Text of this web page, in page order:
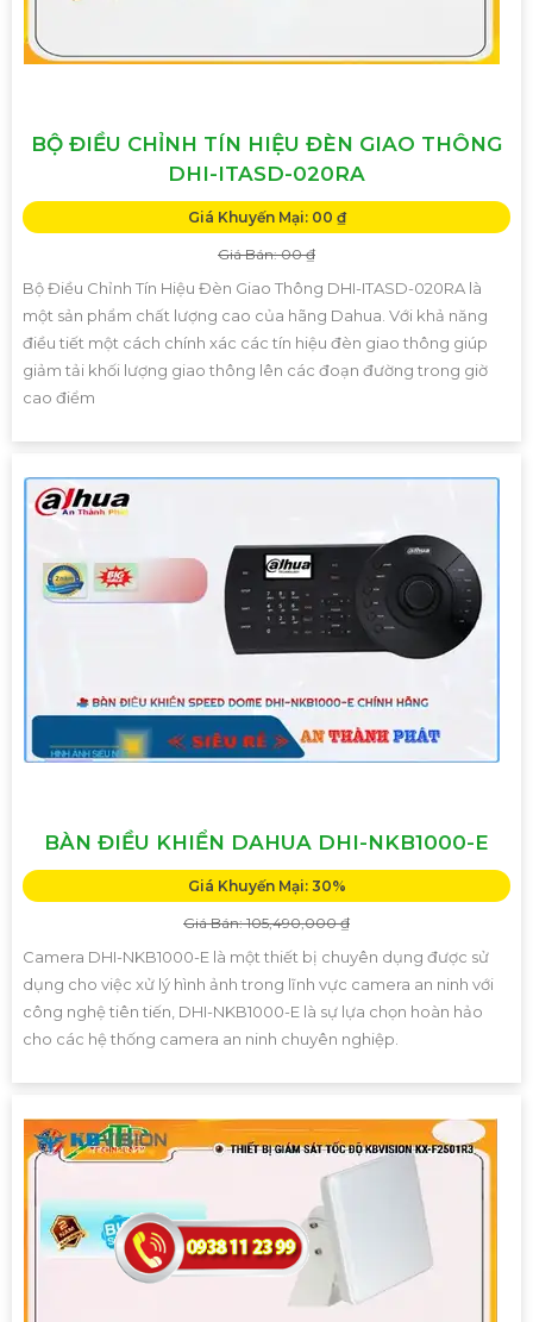
BỘ ĐIỀU CHỈNH TÍN HIỆU ĐÈN GIAO THÔNG
DHI-ITASD-020RA
Giá Khuyến Mại: 00 ₫
Giá Bán: 00 ₫
Bộ Điều Chỉnh Tín Hiệu Đèn Giao Thông DHI-ITASD-020RA là
một sản phẩm chất lượng cao của hãng Dahua. Với khả năng
điều tiết một cách chính xác các tín hiệu đèn giao thông giúp
giảm tải khối lượng giao thông lên các đoạn đường trong giờ
cao điểm
BÀN ĐIỀU KHIỂN DAHUA DHI-NKB1000-E
Giá Khuyến Mại: 30%
Giá Bán: 105,490,000 ₫
Camera DHI-NKB1000-E là một thiết bị chuyên dụng được sử
dụng cho việc xử lý hình ảnh trong lĩnh vực camera an ninh với
công nghệ tiên tiến, DHI-NKB1000-E là sự lựa chọn hoàn hảo
cho các hệ thống camera an ninh chuyên nghiệp.